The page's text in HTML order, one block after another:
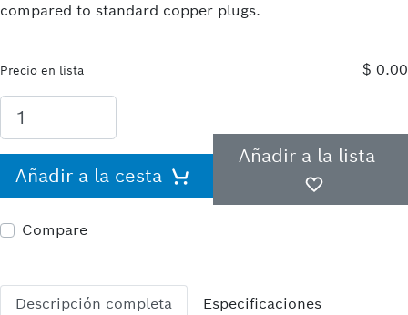
compared to standard copper plugs.
Precio en lista $ 0.00
Añadir a la cesta
Añadir a la lista
Compare
Descripción completa Especificaciones